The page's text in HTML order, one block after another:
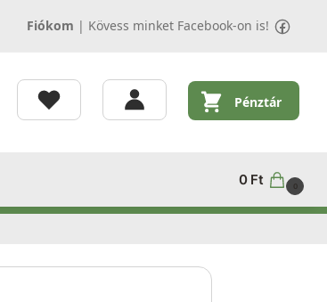
Fiókom | Kövess minket Facebook-on is!
Pénztár
0 Ft 0